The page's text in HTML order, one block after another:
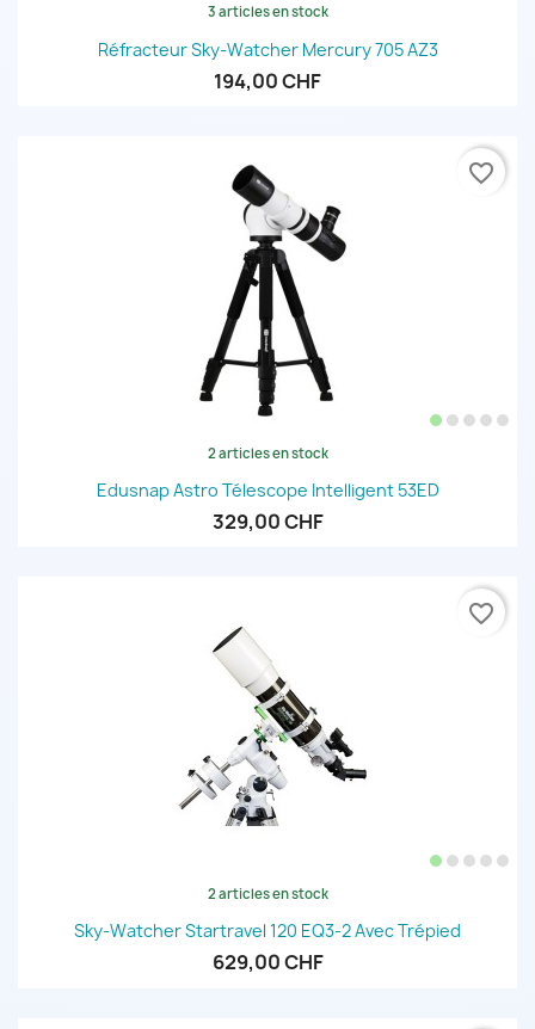
3 articles en stock
Réfracteur Sky-Watcher Mercury 705 AZ3
194,00 CHF
2 articles en stock
Edusnap Astro Télescope Intelligent 53ED
329,00 CHF
favorite_border
2 articles en stock
Sky-Watcher Startravel 120 EQ3-2 Avec Trépied
629,00 CHF
favorite_border